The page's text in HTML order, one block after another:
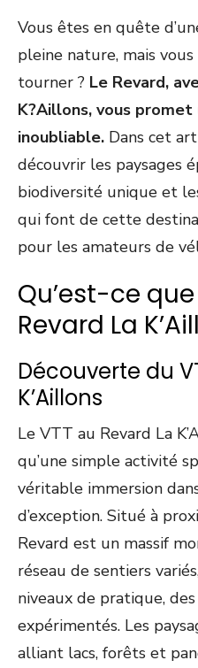
Vous êtes en quête
pleine nature, mais vous
tourner ? Le Revard,
K?Aillons, vous
inoubliable. Dans cet
découvrir les paysages
biodiversité unique et
qui font de cette
pour les amateurs de
Qu’est-ce que
Revard La
Découverte du
K’Aillons
Le VTT au Revard La
qu’une simple activité
véritable immersion
d’exception. Situé à
Revard est un massif
réseau de sentiers
niveaux de pratique,
expérimentés. Les
alliant lacs, forêts et